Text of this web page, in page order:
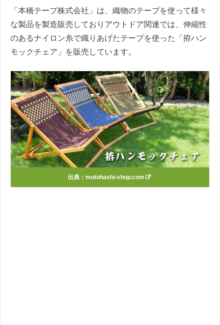
「本橋テープ株式会社」は、織物のテープを使って様々
な製品を製造販売しておりアウトドア関連では、伸縮性
のあるナイロン糸で織りあげたテープを使った「拵ハン
モックチェア」を販売しています。
出典： motohashi-shop.com